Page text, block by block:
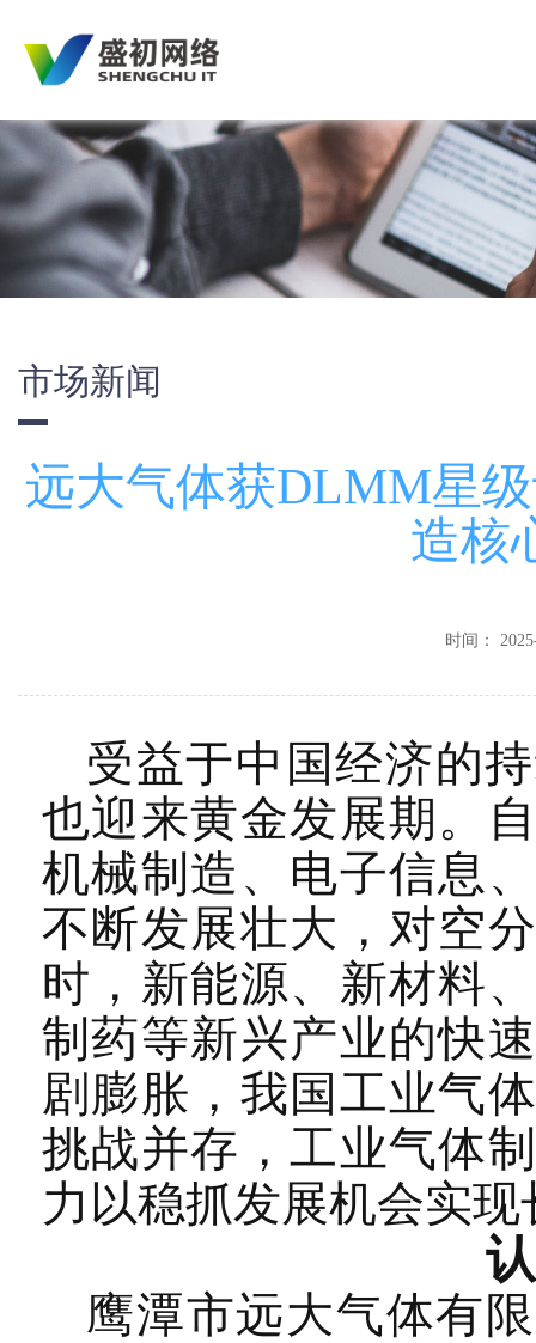
市场新闻
远大气体获DLMM星
造核
时间：
受益于中国经济的
也迎来黄金发展期。
机械制造、电子信息
不断发展壮大，对空
时，新能源、新材料
制药等新兴产业的快
剧膨胀，我国工业气
挑战并存，工业气体
力以稳抓发展机会实
鹰潭市远大气体有